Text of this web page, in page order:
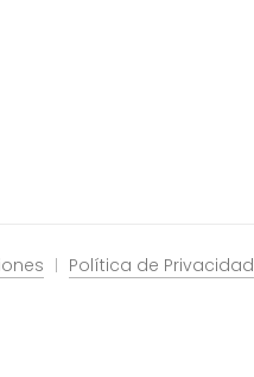
Política de Privacidad